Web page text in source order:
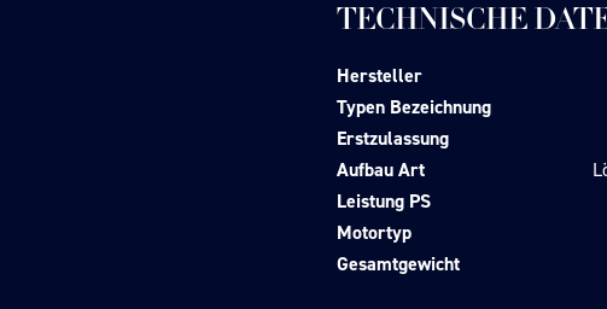
TECHNISCHE
Hersteller
Typen Bezeichnung
Erstzulassung
Aufbau Art
Leistung PS
Motortyp
Gesamtgewicht